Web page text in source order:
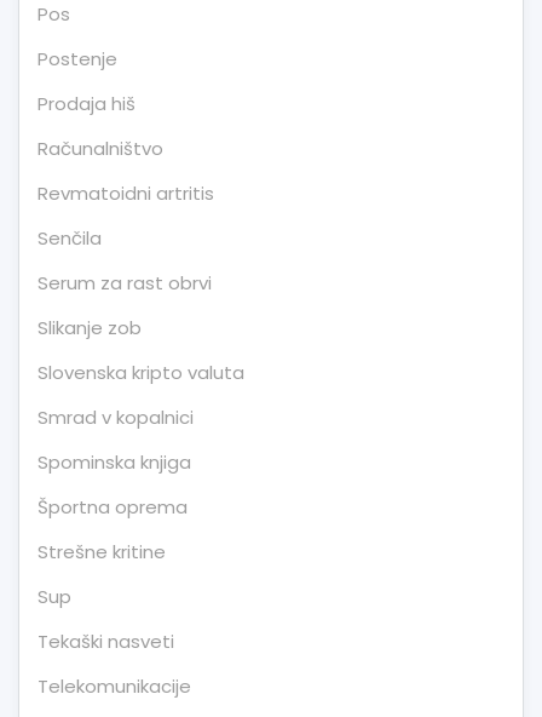
Pos
Postenje
Prodaja hiš
Računalništvo
Revmatoidni artritis
Senčila
Serum za rast obrvi
Slikanje zob
Slovenska kripto valuta
Smrad v kopalnici
Spominska knjiga
Športna oprema
Strešne kritine
Sup
Tekaški nasveti
Telekomunikacije